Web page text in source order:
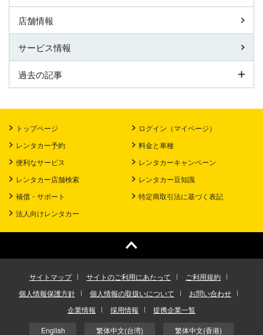
店舗情報
サービス情報
過去の記事
トップページ
ログイン（マイページ）
レンタカー予約
料金と車種
便利なサービス
レンタカーキャンペーン
レンタカー店舗検索
レンタカー豆知識
補償・サポート
特定商取引法に基づく表記
法人向けレンタカー
サイトマップ サイトのご利用にあたって
ご利用規約
個人情報保護方針
個人情報の取扱いについて
お問い合わせ
企業情報
採用情報 提携企業一覧
English 繁体中文(台湾) 繁体中文(香港)